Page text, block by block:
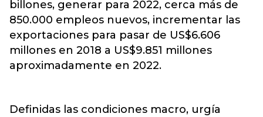
billones, generar para 2022, cerca más de
850.000 empleos nuevos, incrementar las
exportaciones para pasar de US$6.606
millones en 2018 a US$9.851 millones
aproximadamente en 2022.
Definidas las condiciones macro, urgía